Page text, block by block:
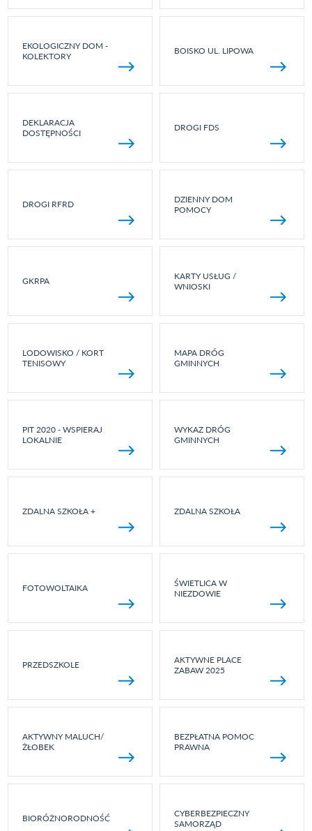
EKOLOGICZNY DOM -
KOLEKTORY
BOISKO UL. LIPOWA
DEKLARACJA
DOSTĘPNOŚCI
DROGI FDS
DROGI RFRD
DZIENNY DOM
POMOCY
GKRPA
KARTY USŁUG /
WNIOSKI
LODOWISKO / KORT
TENISOWY
MAPA DRÓG
GMINNYCH
PIT 2020 - WSPIERAJ
LOKALNIE
WYKAZ DRÓG
GMINNYCH
ZDALNA SZKOŁA + ZDALNA SZKOŁA
FOTOWOLTAIKA
ŚWIETLICA W
NIEZDOWIE
PRZEDSZKOLE
AKTYWNE PLACE
ZABAW 2025
AKTYWNY MALUCH/
ŻŁOBEK
BEZPŁATNA POMOC
PRAWNA
BIORÓŻNORODNOŚĆ
CYBERBEZPIECZNY
SAMORZĄD